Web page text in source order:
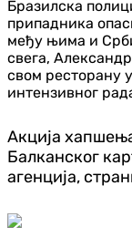
Бразилска
припадника
међу њима и
свега,
свом ресторану
интензивног
Акција
Балканског
агенција,